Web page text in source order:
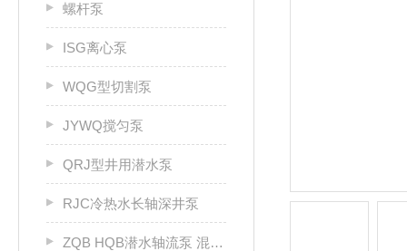
螺杆泵
ISG离心泵
WQG型切割泵
JYWQ搅匀泵
QRJ型井用潜水泵
RJC冷热水长轴深井泵
ZQB HQB潜水轴流泵 混流泵